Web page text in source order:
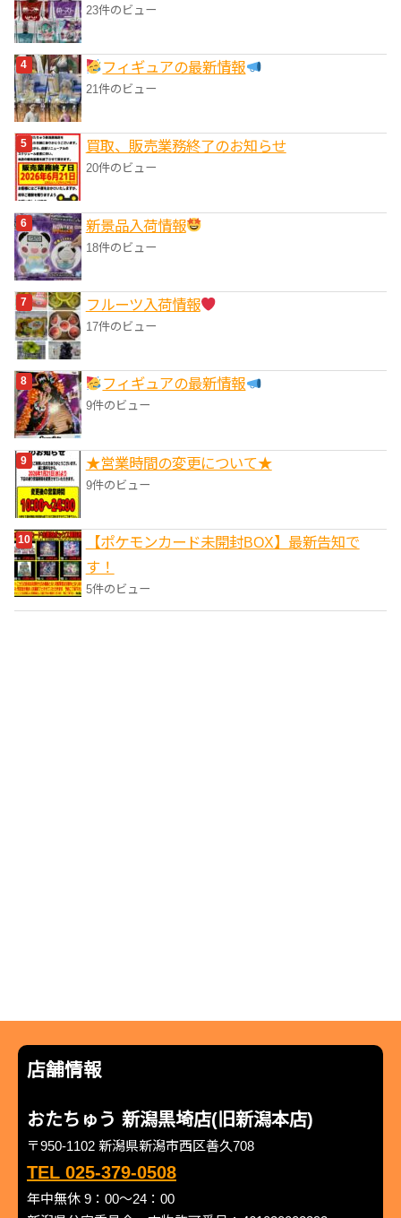
23件のビュー
フィギュアの最新情報
21件のビュー
買取、販売業務終了のお知らせ
20件のビュー
‎新景品入荷情報
18件のビュー
フルーツ入荷情報
17件のビュー
フィギュアの最新情報
9件のビュー
★営業時間の変更について★
9件のビュー
【ポケモンカード未開封BOX】最新告知で
す！
5件のビュー
店舗情報
おたちゅう 新潟黒埼店(旧新潟本店)
〒950-1102 新潟県新潟市西区善久708
TEL 025-379-0508
年中無休 9：00～24：00